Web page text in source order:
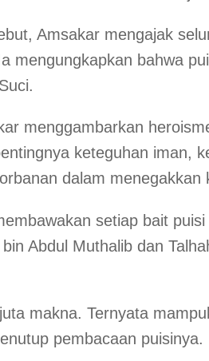
Amsakar mengajak
mengungkapkan bahwa
menggambarkan
keteguhan iman,
dalam menegakkan
setiap bait
Abdul Muthalib dan
makna. Ternyata
pembacaan puisinya.